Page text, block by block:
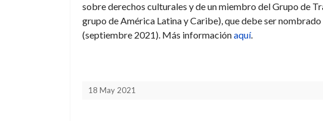
sobre derechos culturales y de un miembro del Grupo de
grupo de América Latina y Caribe), que debe ser
(septiembre 2021). Más informaciónaquí.
18 May 2021